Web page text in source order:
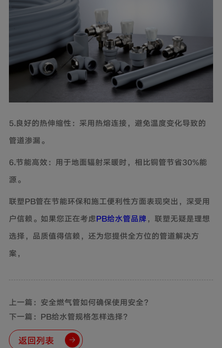
5.良好的热伸缩性：采用热熔连接，避免温度变化导致的
管道渗漏。
6.节能高效：用于地面辐射采暖时，相比铜管节省30%能
源。
联塑PB管在节能环保和施工便利性方面表现突出，深受用
户信赖。如果您正在考虑PB给水管品牌，联塑无疑是理想
选择，品质值得信赖，还为您提供全方位的管道解决方
案，
上一篇：安全燃气管如何确保使用安全？
下一篇：PB给水管规格怎样选择？
返回列表